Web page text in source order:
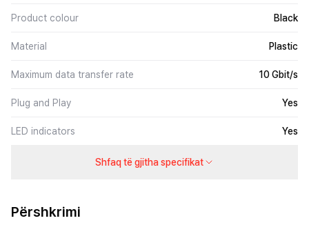
Product colour Black
Material Plastic
Maximum data transfer rate 10 Gbit/s
Plug and Play Yes
LED indicators Yes
Shfaq të gjitha specifikat
Përshkrimi